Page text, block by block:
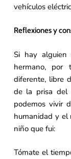
vehículos
Reflexiones y
Si hay
hermano,
diferente, libre
de la prisa del
podemos vivir
humanidad y el
niño que fui:
Tómate el